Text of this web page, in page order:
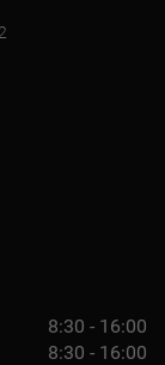
8:30 - 16:00
8:30 - 16:00